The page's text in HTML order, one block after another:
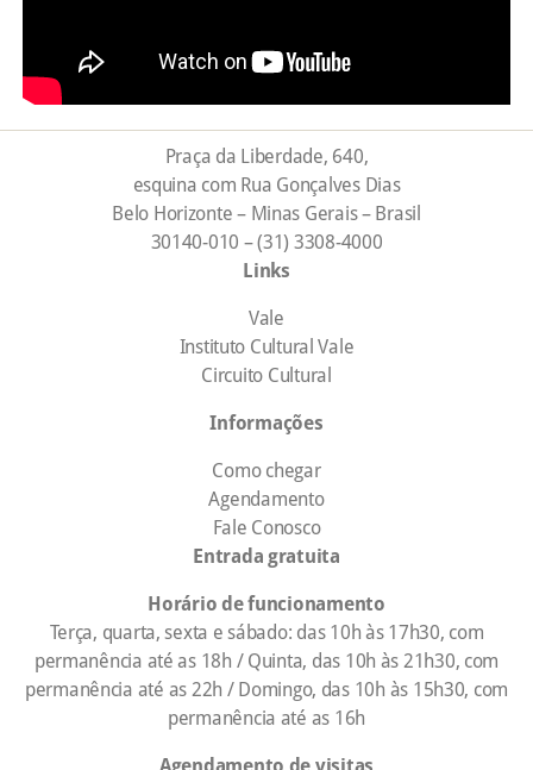
Praça da Liberdade, 640,
esquina com Rua Gonçalves Dias
Belo Horizonte – Minas Gerais – Brasil
30140-010 – (31) 3308-4000
Links
Vale
Instituto Cultural Vale
Circuito Cultural
Informações
Como chegar
Agendamento
Fale Conosco
Entrada gratuita
Horário de funcionamento
Terça, quarta, sexta e sábado: das 10h às 17h30, com
permanência até as 18h / Quinta, das 10h às 21h30, com
permanência até as 22h / Domingo, das 10h às 15h30, com
permanência até as 16h